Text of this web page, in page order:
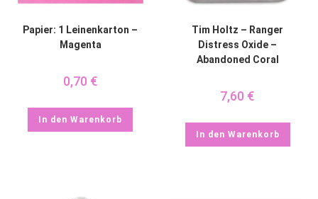
Papier: 1 Leinenkarton –
Magenta
0,70 €
In den Warenkorb
Tim Holtz – Ranger
Distress Oxide –
Abandoned Coral
7,60 €
In den Warenkorb